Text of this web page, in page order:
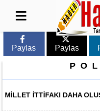
Paylas Paylas
MILLET İTTIFAKI DAHA